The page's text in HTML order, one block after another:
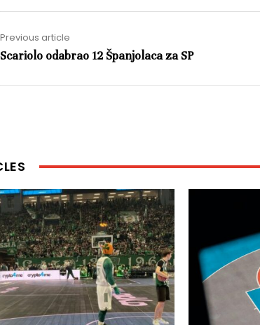
Previous article
Scariolo odabrao 12 Španjolaca za SP